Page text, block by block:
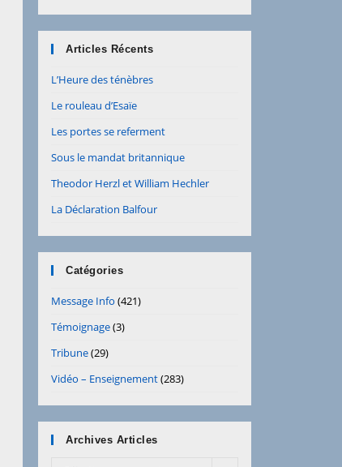
Articles Récents
L’Heure des ténèbres
Le rouleau d’Esaïe
Les portes se referment
Sous le mandat britannique
Theodor Herzl et William Hechler
La Déclaration Balfour
Catégories
Message Info (421)
Témoignage(3)
Tribune(29)
Vidéo – Enseignement(283)
Archives Articles